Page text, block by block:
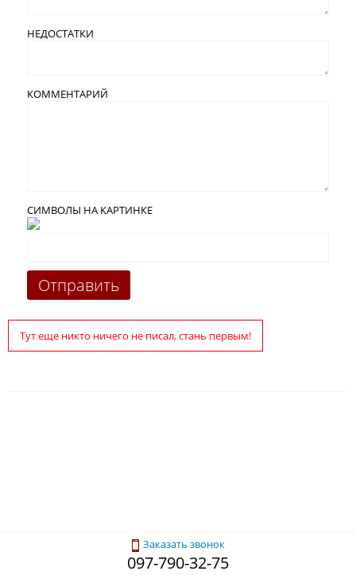
НЕДОСТАТКИ
КОММЕНТАРИЙ
СИМВОЛЫ НА КАРТИНКЕ
Тут еще никто ничего не писал, стань первым!
Заказать звонок
097-790-32-75